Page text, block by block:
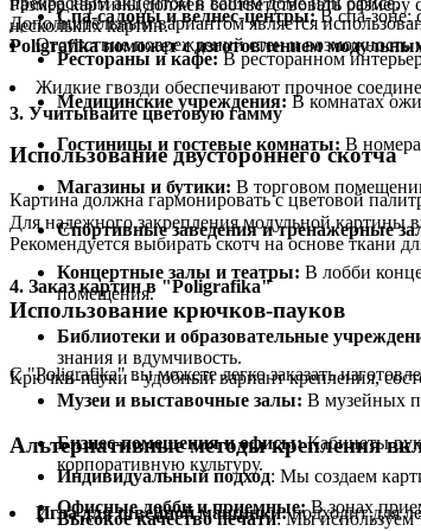
Спа-салоны и велнес-центры:В спа-зоне:
Рестораны и кафе:В ресторанном
Медицинские учреждения: В комнатах
Гостиницы и гостевые комнаты: В
Магазины и бутики: В торговом
Спортивные заведения и тренажерные
Концертные залы и театры: В лобби
помещения.
Библиотеки и образовательные
знания и вдумчивость.
Музеи и выставочные залы: В музейных
Бизнес-помещения и офисы:Кабинеты
корпоративную культуру.
Офисные лобби и приемные:В зонах
Дополнительным вариантом является
Отсутствие повреждений стен и возможность
Жидкие гвозди обеспечивают прочное
Использование двустороннего скотча
Для надежного закрепления модульной картины
Рекомендуется выбирать скотч на основе ткани
Использование крючков-пауков
Крючки-пауки - удобный вариант крепления,
Альтернативные методы крепления
Игла для швейной машинки:подходит для
Размер картины должен соответствовать
нескольких картин.
3. Учитывайте цветовую гамму
Картина должна гармонировать с цветовой
4. Заказ картин в "Poligrafika"
С "Poligrafika" вы можете легко заказать
Индивидуальный подход: Мы создаем
Высокое качество печати: Мы используем
Poligrafika поможет с изготовлением